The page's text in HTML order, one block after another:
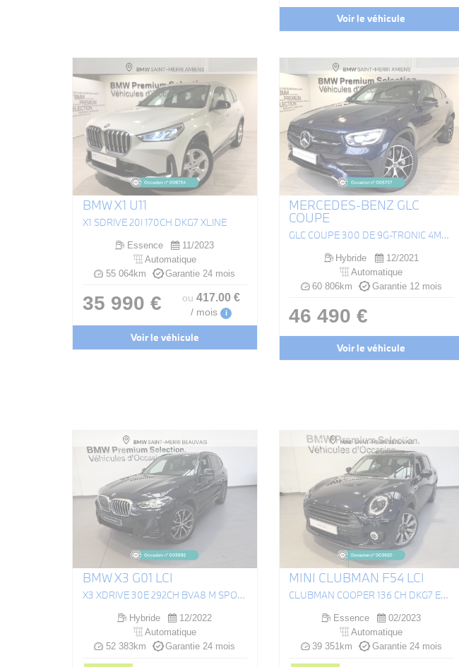
Voir le véhicule
BMW X1 U11
X1 SDRIVE 20I 170CH DKG7 XLINE
Essence
11/2023
Automatique
55 064km
Garantie 24 mois
35 990 € ou417.00 €
/ mois i
Voir le véhicule
MERCEDES-BENZ GLC
COUPE
GLC COUPÉ 300 DE 9G-TRONIC 4MATIC AMG LINE
Hybride
12/2021
Automatique
60 806km
Garantie 12 mois
46 490 €
Voir le véhicule
BMW X3 G01 LCI
X3 XDRIVE 30E 292CH BVA8 M SPORT
Hybride
12/2022
Automatique
52 383km
Garantie 24 mois
MINI CLUBMAN F54 LCI
CLUBMAN COOPER 136 CH DKG7 EDITION PREMIUM PLUS
Essence
02/2023
Automatique
39 351km
Garantie 24 mois